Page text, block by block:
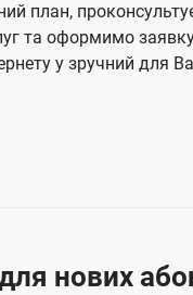
план,
та оформимо
у зручний для
для нових